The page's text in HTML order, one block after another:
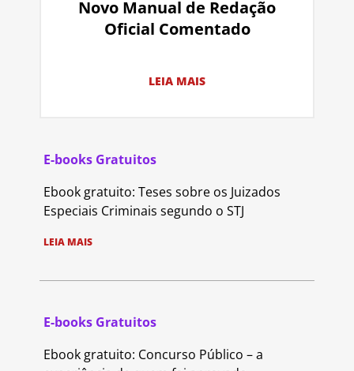
Novo Manual de Redação
Oficial Comentado
LEIA MAIS
E-books Gratuitos
Ebook gratuito: Teses sobre os Juizados
Especiais Criminais segundo o STJ
LEIA MAIS
E-books Gratuitos
Ebook gratuito: Concurso Público – a